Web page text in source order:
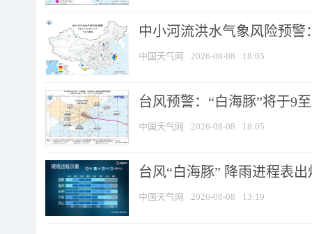
中小河流洪水气象风险预
中国天气网 2026-08-08 18:05
台风预警：“白海豚”将于9
中国天气网 2026-08-08 18:05
台风“白海豚” 降雨进程表
中国天气网 2026-08-08 13:19